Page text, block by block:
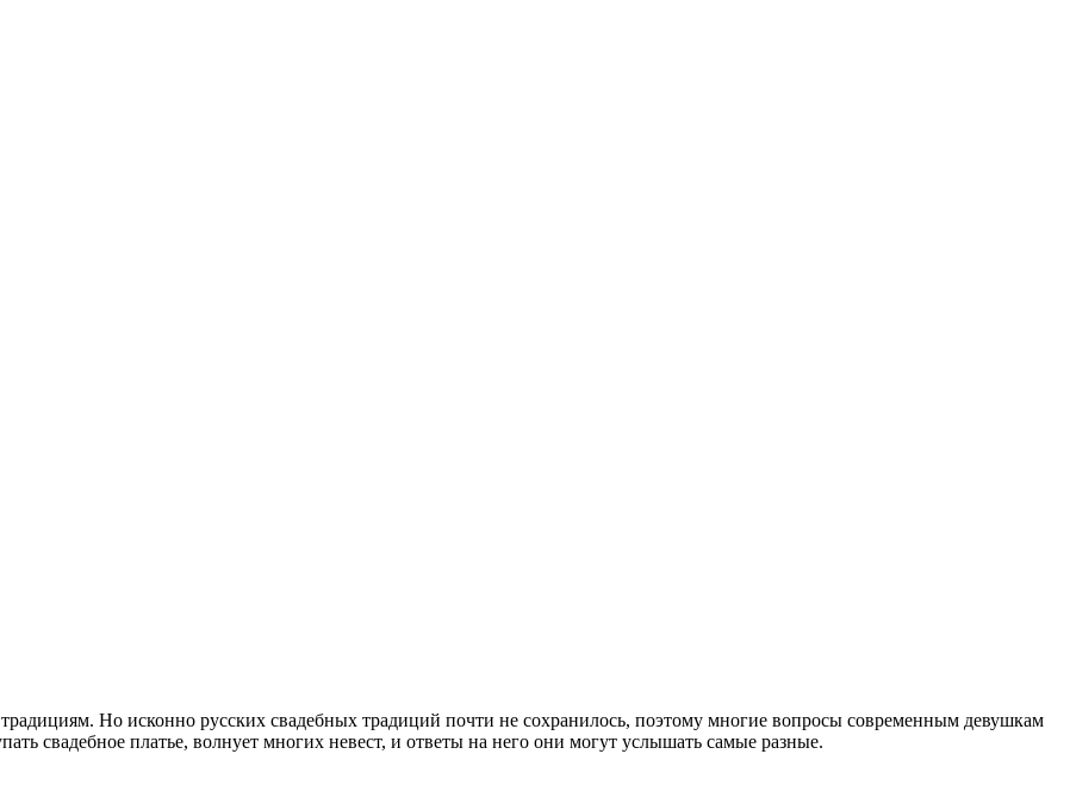
Но исконно русских свадебных традиций почти не сохранилось, поэтому многие вопросы современным девушкам
свадебное платье, волнует многих невест, и ответы на него они могут услышать самые разные.